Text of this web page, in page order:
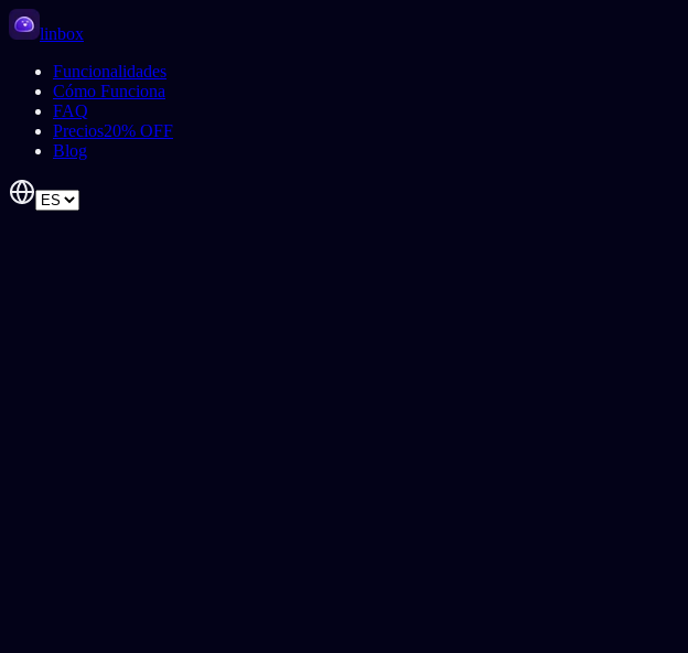
linbox
Funcionalidades
Cómo Funciona
FAQ
Precios20% OFF
Blog